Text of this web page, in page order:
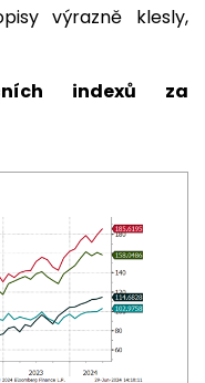
výrazně klesly,
indexů za